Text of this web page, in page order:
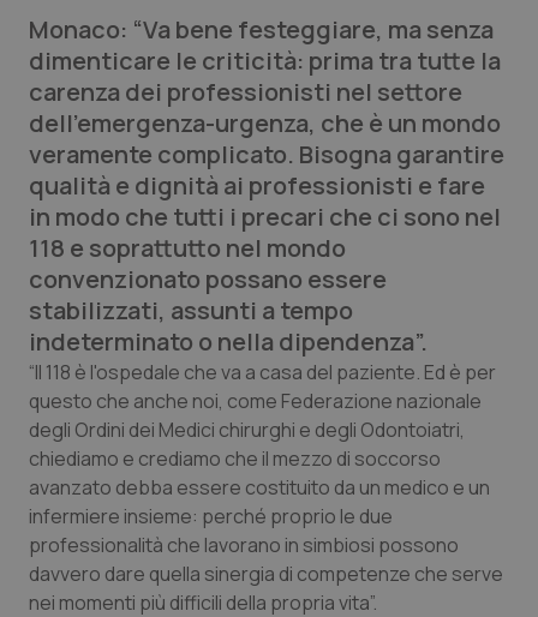
Lettere al direttore
Edizioni Regionali
QS Pro
Professionisti Sanitari.AI
Abruzzo
Basilicata
Calabria
Campania
Emilia-Romagna
Friuli Venezia Giulia
QS Pro Gold
Artrite & artrosi
Asma & BPCO
Car-T
Colesterolo & coronaropatie
Dermatite Atopica
QS Club Newsletter
Monaco: “Va bene festeggiare, ma senza
dimenticare le criticità: prima tra tutte la
carenza dei professionisti nel settore
dell’emergenza-urgenza, che è un mondo
veramente complicato. Bisogna garantire
qualità e dignità ai professionisti e fare
in modo che tutti i precari che ci sono nel
118 e soprattutto nel mondo
convenzionato possano essere
stabilizzati, assunti a tempo
indeterminato o nella dipendenza”.
“Il 118 è l'ospedale che va a casa del paziente. Ed è per
questo che anche noi, come Federazione nazionale
degli Ordini dei Medici chirurghi e degli Odontoiatri,
chiediamo e crediamo che il mezzo di soccorso
avanzato debba essere costituito da un medico e un
infermiere insieme: perché proprio le due
professionalità che lavorano in simbiosi possono
davvero dare quella sinergia di competenze che serve
nei momenti più difficili della propria vita”.